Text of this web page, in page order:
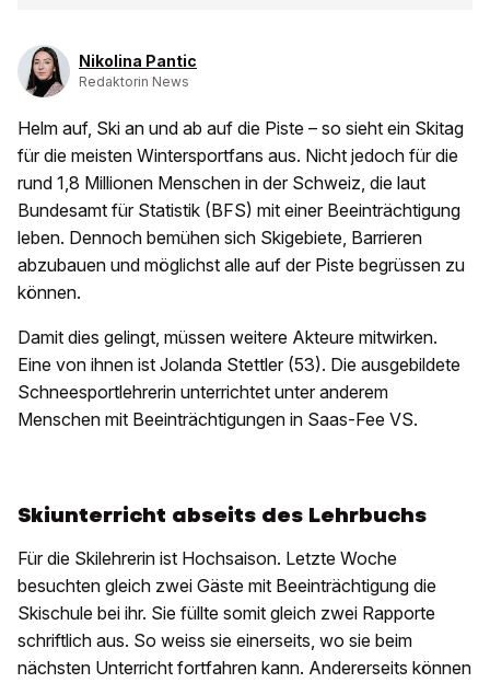
Nikolina Pantic
Redaktorin News
Helm auf, Ski an und ab auf die Piste – so sieht ein Skitag
für die meisten Wintersportfans aus. Nicht jedoch für die
rund 1,8 Millionen Menschen in der Schweiz, die laut
Bundesamt für Statistik (BFS) mit einer Beeinträchtigung
leben. Dennoch bemühen sich Skigebiete, Barrieren
abzubauen und möglichst alle auf der Piste begrüssen zu
können.
Damit dies gelingt, müssen weitere Akteure mitwirken.
Eine von ihnen ist Jolanda Stettler (53). Die ausgebildete
Schneesportlehrerin unterrichtet unter anderem
Menschen mit Beeinträchtigungen in Saas-Fee VS.
Skiunterricht abseits des Lehrbuchs
Für die Skilehrerin ist Hochsaison. Letzte Woche
besuchten gleich zwei Gäste mit Beeinträchtigung die
Skischule bei ihr. Sie füllte somit gleich zwei Rapporte
schriftlich aus. So weiss sie einerseits, wo sie beim
nächsten Unterricht fortfahren kann. Andererseits können